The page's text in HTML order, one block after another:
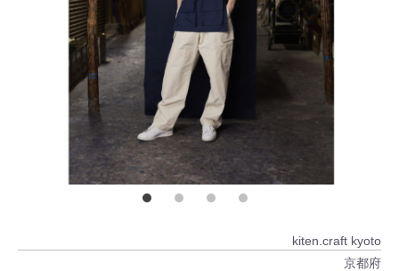
kiten.craft kyoto
京都府